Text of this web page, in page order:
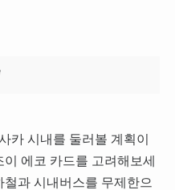
카 시내를 둘러볼 계획이
에코 카드를 고려해보세
과 시내버스를 무제한으